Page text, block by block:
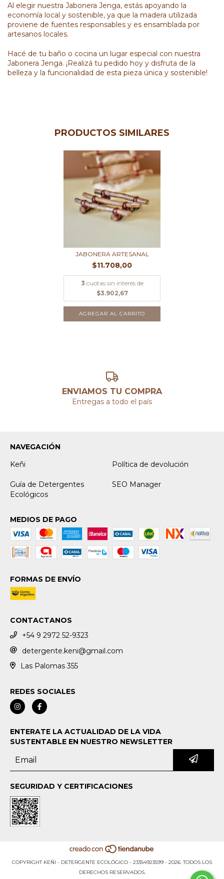
Al elegir nuestra Jabonera Jenga, estás apoyando la
economía local y sostenible, ya que la madera utilizada
proviene de fuentes responsables y es ensamblada por
artesanos locales.
Hacé de tu baño o cocina un lugar especial con nuestra
Jabonera Jenga. ¡Realizá tu pedido hoy y disfruta de la
belleza y la funcionalidad de esta pieza única y sostenible!
PRODUCTOS SIMILARES
JABONERA ARTESANAL
$11.708,00
3 cuotas sin interés de
$3.902,67
AGREGAR AL CARRITO
ENVIAMOS TU COMPRA
Entregas a todo el país
NAVEGACIÓN
Keñi
Política de devolución
Guía de Detergentes
Ecológicos
SEO Manager
MEDIOS DE PAGO
FORMAS DE ENVÍO
CONTACTANOS
+54 9 2972 52-9323
detergente.keni@gmail.com
Las Palomas 355
REDES SOCIALES
ENTERATE LA ACTUALIDAD DE LA VIDA
SUSTENTABLE EN NUESTRO NEWSLETTER
SEGURIDAD Y CERTIFICACIONES
COPYRIGHT KEÑI - DETERGENTE ECOLÓGICO - 23354923599 - 2026. TODOS LOS
DERECHOS RESERVADOS.